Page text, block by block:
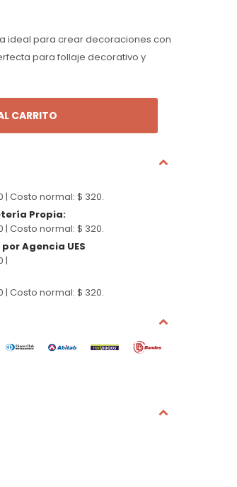
ideal para crear decoraciones con
para follaje decorativo y
CARRITO
| Costo normal: $ 320.
Propia:
| Costo normal: $ 320.
Agencia UES
|
| Costo normal: $ 320.